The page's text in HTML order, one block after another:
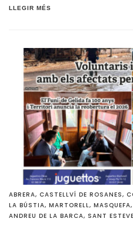
LLEGIR MÉS
ABRERA, CASTELLVÍ DE ROSANES,
LA BÚSTIA, MARTORELL, MASQUEFA,
ANDREU DE LA BARCA, SANT